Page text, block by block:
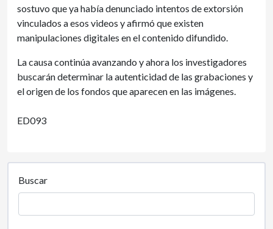
sostuvo que ya había denunciado intentos de extorsión
vinculados a esos videos y afirmó que existen
manipulaciones digitales en el contenido difundido.
La causa continúa avanzando y ahora los investigadores
buscarán determinar la autenticidad de las grabaciones y
el origen de los fondos que aparecen en las imágenes.
ED093
Buscar